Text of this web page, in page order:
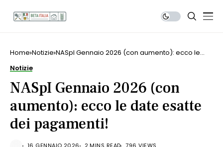
Home Notizie NASpI Gennaio 2026 (con aumento): ecco le
Notizie
NASpI Gennaio 2026 (con
aumento): ecco le date esatte
dei pagamenti!